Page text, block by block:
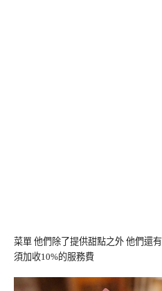
菜單 他們除了提供甜點之外 他們還
須加收10%的服務費